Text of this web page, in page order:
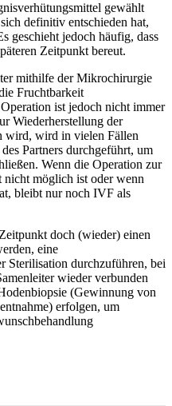
gewählt
definitiv entschieden hat,
geschieht jedoch häufig, dass
Zeitpunkt bereut.
mithilfe der Mikrochirurgie
Fruchtbarkeit
ist jedoch nicht immer
Wiederherstellung der
wird, wird in vielen Fällen
Partners durchgeführt, um
Wenn die Operation zur
nicht möglich ist oder wenn
bleibt nur noch IVF als
doch (wieder) einen
eine
Sterilisation durchzuführen, bei
wieder verbunden
(Gewinnung von
erfolgen, um